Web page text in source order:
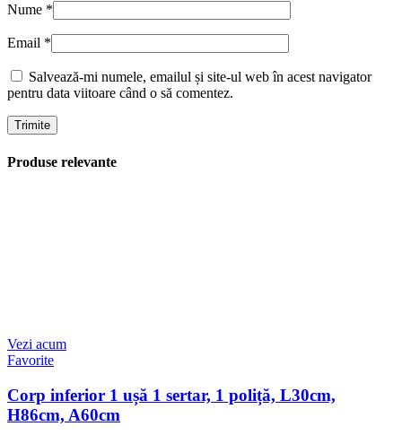
Nume *
Email *
Salvează-mi numele, emailul și site-ul web în acest navigator
pentru data viitoare când o să comentez.
Produse relevante
Vezi acum
Favorite
Corp inferior 1 ușă 1 sertar, 1 poliță, L30cm,
H86cm, A60cm